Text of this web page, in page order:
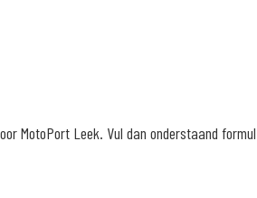
MotoPort Leek. Vul dan onderstaand